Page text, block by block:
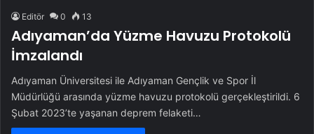
Editör 0 13
Adıyaman’da Yüzme Havuzu Protokolü
İmzalandı
Adıyaman Üniversitesi ile Adıyaman Gençlik ve Spor İl
Müdürlüğü arasında yüzme havuzu protokolü gerçekleştirildi. 6
Şubat 2023’te yaşanan deprem felaketi…